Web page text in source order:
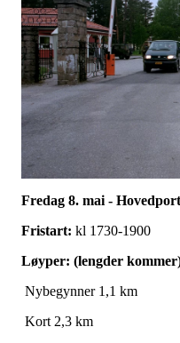
Fredag 8. mai -
Fristart: kl 1730-1900
Løyper: (lengder
Nybegynner 1,1 km
Kort 2,3 km